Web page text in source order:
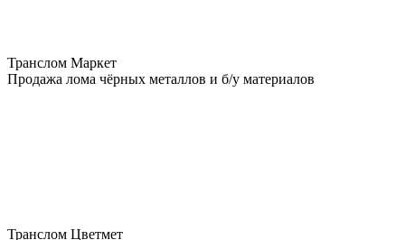
Транслом Маркет
Продажа лома чёрных металлов и б/у материалов
Транслом Цветмет